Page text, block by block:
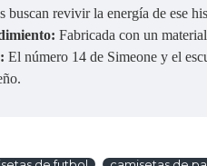
buscan revivir la energía de ese
Fabricada con un
El número 14 de Simeone y el